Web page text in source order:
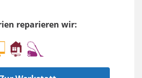
reparieren wir: